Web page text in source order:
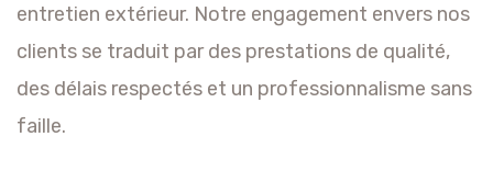
entretien extérieur. Notre engagement envers nos
clients se traduit par des prestations de qualité,
des délais respectés et un professionnalisme sans
faille.